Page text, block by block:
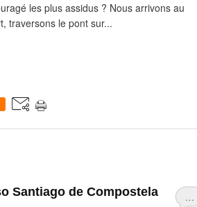
les plus assidus ? Nous arrivons au
traversons le pont sur...
…
Santiago de Compostela